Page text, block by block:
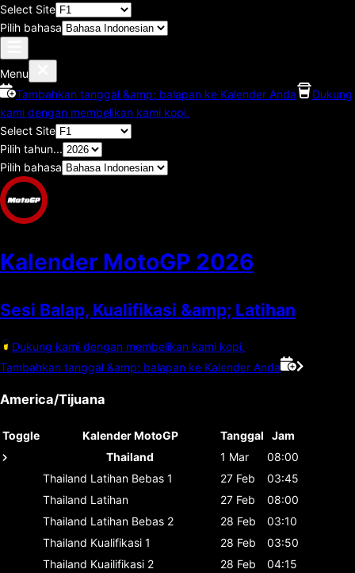
Select Site
Pilih bahasa
Menu
Tambahkan tanggal &amp; balapan ke Kalender Anda
Dukung
kami dengan membelikan kami kopi.
Select Site
Pilih tahun...
Pilih bahasa
Kalender MotoGP 2026
Sesi Balap, Kualifikasi &amp; Latihan
Dukung kami dengan membelikan kami kopi.
Tambahkan tanggal &amp; balapan ke Kalender Anda
America/Tijuana
Toggle Kalender MotoGP Tanggal
Jam
Thailand
1 Mar
08:00
Thailand Latihan Bebas 1 27 Feb
03:45
Thailand Latihan 27 Feb
08:00
Thailand Latihan Bebas 2 28 Feb
03:10
Thailand Kualifikasi 1 28 Feb
03:50
Thailand Kuailifikasi 2 28 Feb
04:15